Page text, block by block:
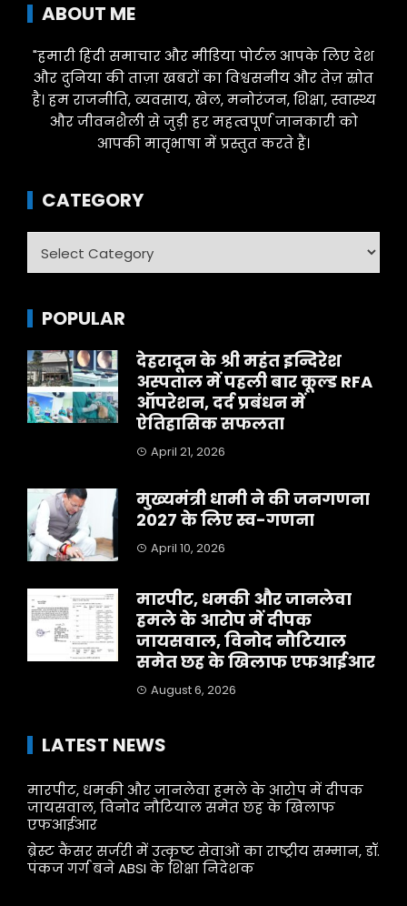
ABOUT ME
"हमारी हिंदी समाचार और मीडिया पोर्टल आपके लिए देश
और दुनिया की ताज़ा खबरों का विश्वसनीय और तेज़ स्रोत
है। हम राजनीति, व्यवसाय, खेल, मनोरंजन, शिक्षा, स्वास्थ्य
और जीवनशैली से जुड़ी हर महत्वपूर्ण जानकारी को
आपकी मातृभाषा में प्रस्तुत करते हैं।
CATEGORY
POPULAR
देहरादून के श्री महंत इन्दिरेश
अस्पताल में पहली बार कूल्ड RFA
ऑपरेशन, दर्द प्रबंधन में
ऐतिहासिक सफलता
April 21, 2026
मुख्यमंत्री धामी ने की जनगणना
2027 के लिए स्व-गणना
April 10, 2026
मारपीट, धमकी और जानलेवा
हमले के आरोप में दीपक
जायसवाल, विनोद नौटियाल
समेत छह के खिलाफ एफआईआर
August 6, 2026
LATEST NEWS
मारपीट, धमकी और जानलेवा हमले के आरोप में दीपक
जायसवाल, विनोद नौटियाल समेत छह के खिलाफ
एफआईआर
ब्रेस्ट कैंसर सर्जरी में उत्कृष्ट सेवाओं का राष्ट्रीय सम्मान, डॉ.
पंकज गर्ग बने ABSI के शिक्षा निदेशक